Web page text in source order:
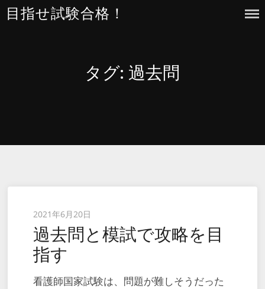
Skip目指せ試験合格！
タグ: 過去問
Posted
on
2021年6月20日
過去問と模試で攻略を目
指す
看護師国家試験は、問題が難しそうだった